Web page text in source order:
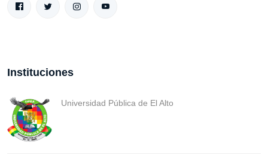
Instituciones
Universidad Pública de El Alto